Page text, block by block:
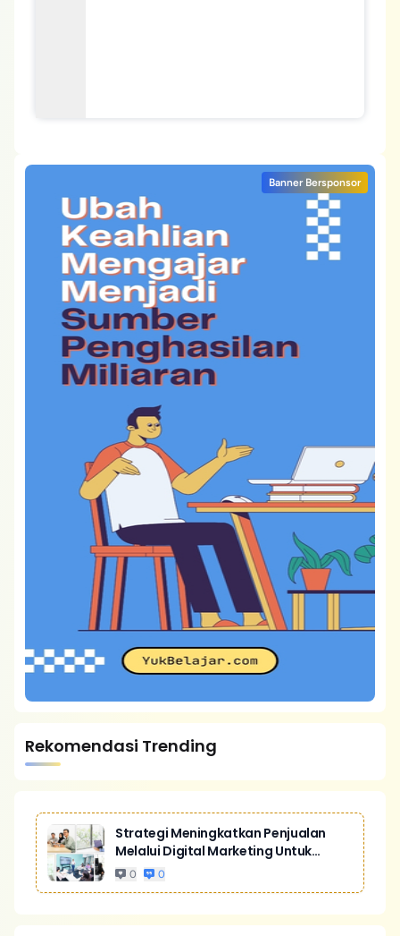
Banner Bersponsor
Rekomendasi Trending
Strategi Meningkatkan Penjualan
Melalui Digital Marketing Untuk
Bisnis Yang Lebih Kompetitif
0 0